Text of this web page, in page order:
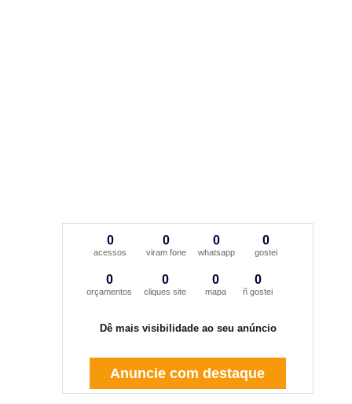
0
acessos
0
viram fone
0
whatsapp
0
gostei
0
orçamentos
0
cliques site
0
mapa
0
ñ gostei
Dê mais visibilidade ao seu anúncio
Anuncie com destaque